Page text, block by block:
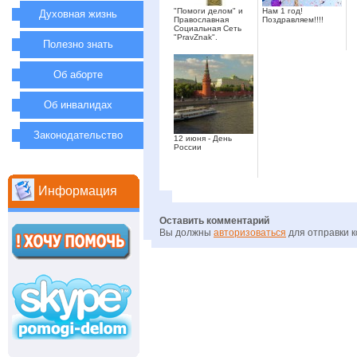
"Помоги делом" и
Православная
Социальная Сеть
"PravZnak".
Нам 1 год!
Поздравляем!!!!
12 июня - День
России
Оставить комментарий
Вы должны авторизоваться для отправки
Духовная жизнь
Полезно знать
Об аборте
Об инвалидах
Законодательство
Информация